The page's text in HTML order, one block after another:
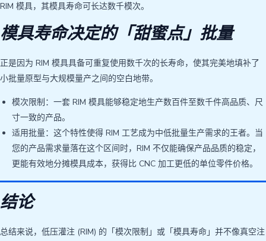
RIM 模具，其模具寿命可长达数千模次。
模具寿命决定的「甜蜜点」批量
正是因为 RIM 模具具备可重复使用数千次的长寿命，使其完美地填补了
小批量原型与大规模量产之间的空白地带。
模次限制：一套 RIM 模具能够稳定地生产数百件至数千件高品质、尺
寸一致的产品。
适用批量：这个特性使得 RIM 工艺成为中低批量生产需求的王者。当
您的产品需求量落在这个区间时，RIM 不仅能确保产品品质的稳定，
更能有效地分摊模具成本，获得比 CNC 加工更低的单位零件价格。
结论
总结来说，低压灌注 (RIM) 的「模次限制」或「模具寿命」并不像真空注